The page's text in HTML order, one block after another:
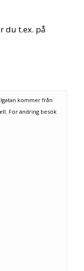
du t.ex. på
kommer från
För ändring besök